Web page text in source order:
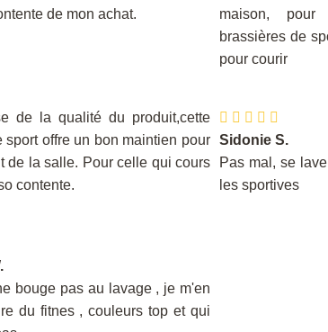
de mon achat.
maison,
brassières de
pour courir
de la qualité du produit,cette
sport offre un bon maintien pour
de la salle. Pour celle qui cours
contente.
Sidonie S.
Pas mal, se
les sportives
bouge pas au lavage , je m'en
du fitnes , couleurs top et qui